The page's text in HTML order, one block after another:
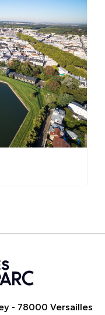
- 78000 Versailles